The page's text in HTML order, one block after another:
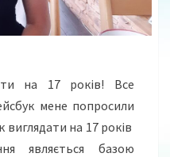
на 17 років! Все
мене попросили
на 17 років
являється базою